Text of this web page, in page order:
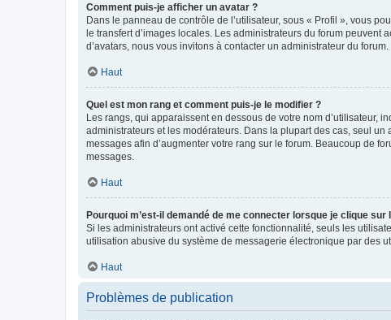
Comment puis-je afficher un avatar ?
Dans le panneau de contrôle de l’utilisateur, sous « Profil », vous
le transfert d’images locales. Les administrateurs du forum
d’avatars, nous vous invitons à contacter un administrateur du forum.
Haut
Quel est mon rang et comment puis-je le modifier ?
Les rangs, qui apparaissent en dessous de votre nom d’utilisateur,
administrateurs et les modérateurs. Dans la plupart des cas, seul
messages afin d’augmenter votre rang sur le forum. Beaucoup de
messages.
Haut
Pourquoi m’est-il demandé de me connecter lorsque je clique
Si les administrateurs ont activé cette fonctionnalité, seuls les
utilisation abusive du système de messagerie électronique par des
Haut
Problèmes de publication